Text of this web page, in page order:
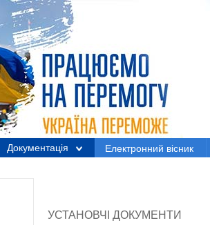
Документація Електронний вісник
УСТАНОВЧІ ДОКУМЕНТИ